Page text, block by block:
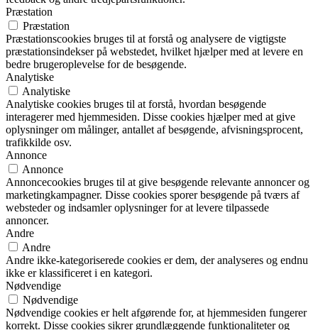
Præstation
Præstation
Præstationscookies bruges til at forstå og analysere de vigtigste
præstationsindekser på webstedet, hvilket hjælper med at levere en
bedre brugeroplevelse for de besøgende.
Analytiske
Analytiske
Analytiske cookies bruges til at forstå, hvordan besøgende
interagerer med hjemmesiden. Disse cookies hjælper med at give
oplysninger om målinger, antallet af besøgende, afvisningsprocent,
trafikkilde osv.
Annonce
Annonce
Annoncecookies bruges til at give besøgende relevante annoncer og
marketingkampagner. Disse cookies sporer besøgende på tværs af
websteder og indsamler oplysninger for at levere tilpassede
annoncer.
Andre
Andre
Andre ikke-kategoriserede cookies er dem, der analyseres og endnu
ikke er klassificeret i en kategori.
Nødvendige
Nødvendige
Nødvendige cookies er helt afgørende for, at hjemmesiden fungerer
korrekt. Disse cookies sikrer grundlæggende funktionaliteter og